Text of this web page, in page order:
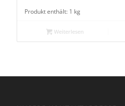
Produkt enthält: 1 kg
Weiterlesen